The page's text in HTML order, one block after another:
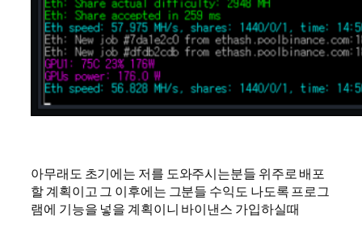
아무래도 초기에는 저를 도와주시는분들 위주로 배포
할 계획이고 그 이후에는 그분들 수익도 나도록 프로그
램에 기능을 넣을 계획이니 바이낸스 가입하실때